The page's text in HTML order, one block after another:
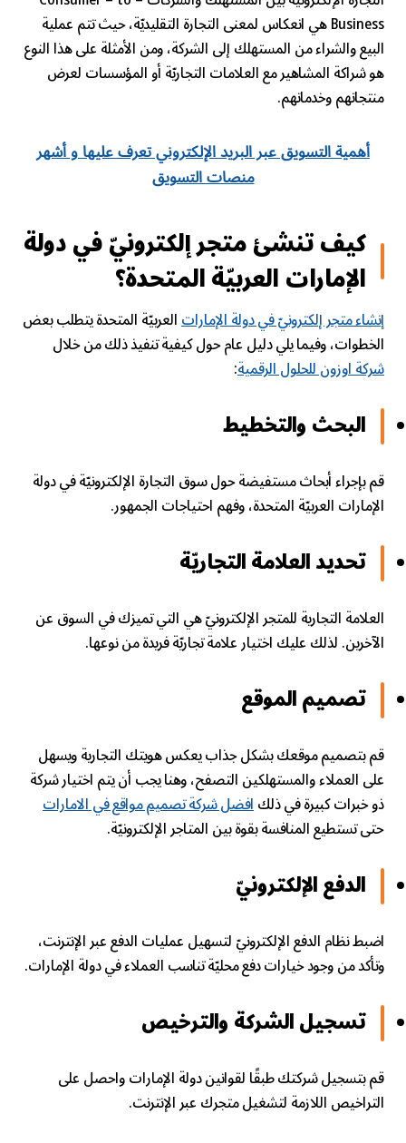
Business هي انعكاس لمعنى التجارة التقليديّة، حيث تتم عملية
البيع والشراء من المستهلك إلى الشركة، ومن الأمثلة على هذا النوع
هو شراكة المشاهير مع العلامات التجاريّة أو المؤسسات لعرض
منتجاتهم وخدماتهم.
أهمية التسويق عبر البريد الإلكتروني تعرف عليها و أشهر
منصات التسويق
كيف تنشئ متجر إلكترونيّ في دولة
الإمارات العربيّة المتحدة؟
إنشاء متجر إلكترونيّ في دولة الإماراتالعربيّة المتحدة يتطلب بعض
الخطوات، وفيما يلي دليل عام حول كيفية تنفيذ ذلك من خلال
شركة اوزون للحلول الرقمية:
البحث والتخطيط
قم بإجراء أبحاث مستفيضة حول سوق التجارة الإلكترونيّة في دولة
الإمارات العربيّة المتحدة، وفهم احتياجات الجمهور.
تحديد العلامة التجاريّة
العلامة التجارية للمتجر الإلكترونيّ هي التي تميزك في السوق عن
الآخرين. لذلك عليك اختيار علامة تجاريّة فريدة من نوعها.
تصميم الموقع
قم بتصميم موقعك بشكل جذاب يعكس هويتك التجارية ويسهل
على العملاء والمستهلكين التصفح، وهنا يجب أن يتم اختيار شركة
ذو خبرات كبيرة في ذلكافضل شركة تصميم مواقع في الامارات
حتى تستطيع المنافسة بقوة بين المتاجر الإلكترونيّة.
الدفع الإلكترونيّ
اضبط نظام الدفع الإلكترونيّ لتسهيل عمليات الدفع عبر الإنترنت،
وتأكد من وجود خيارات دفع محليّة تناسب العملاء في دولة الإمارات.
تسجيل الشركة والترخيص
قم بتسجيل شركتك طبقًا لقوانين دولة الإمارات واحصل على
التراخيص اللازمة لتشغيل متجرك عبر الإنترنت.